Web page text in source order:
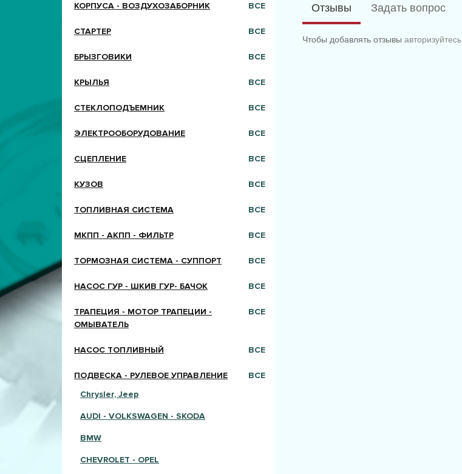
ВСЕ
КОРПУСА - ВОЗДУХОЗАБОРНИК
ВСЕ
СТАРТЕР
ВСЕ
БРЫЗГОВИКИ
ВСЕ
КРЫЛЬЯ
ВСЕ
СТЕКЛОПОДЪЕМНИК
ВСЕ
ЭЛЕКТРООБОРУДОВАНИЕ
ВСЕ
СЦЕПЛЕНИЕ
ВСЕ
КУЗОВ
ВСЕ
ТОПЛИВНАЯ СИСТЕМА
ВСЕ
МКПП - АКПП - ФИЛЬТР
ВСЕ
ТОРМОЗНАЯ СИСТЕМА - СУППОРТ
ВСЕ
НАСОС ГУР - ШКИВ ГУР- БАЧОК
ВСЕ
ТРАПЕЦИЯ - МОТОР ТРАПЕЦИИ -
ОМЫВАТЕЛЬ
ВСЕ
НАСОС ТОПЛИВНЫЙ
ВСЕ
ПОДВЕСКА - РУЛЕВОЕ УПРАВЛЕНИЕ
Chrysler, Jeep
AUDI - VOLKSWAGEN - SKODA
BMW
CHEVROLET - OPEL
Отзывы Задать вопрос
Чтобы добавлять отзывы авторизуйтесь